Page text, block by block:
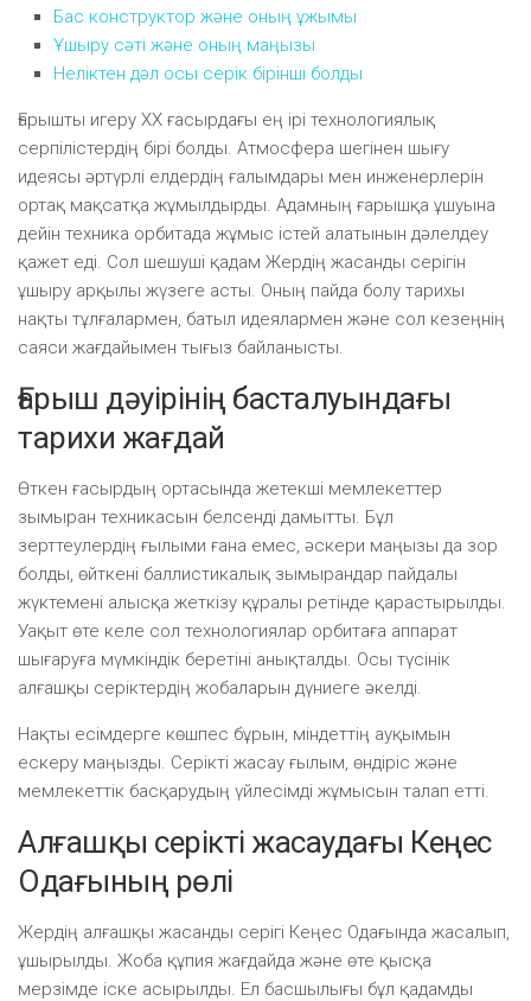
Бас конструктор және оның ұжымы
Ұшыру сәті және оның маңызы
Неліктен дәл осы серік бірінші болды
Ғарышты игеру XX ғасырдағы ең ірі технологиялық
серпілістердің бірі болды. Атмосфера шегінен шығу
идеясы әртүрлі елдердің ғалымдары мен инженерлерін
ортақ мақсатқа жұмылдырды. Адамның ғарышқа ұшуына
дейін техника орбитада жұмыс істей алатынын дәлелдеу
қажет еді. Сол шешуші қадам Жердің жасанды серігін
ұшыру арқылы жүзеге асты. Оның пайда болу тарихы
нақты тұлғалармен, батыл идеялармен және сол кезеңнің
саяси жағдайымен тығыз байланысты.
Ғарыш дәуірінің басталуындағы
тарихи жағдай
Өткен ғасырдың ортасында жетекші мемлекеттер
зымыран техникасын белсенді дамытты. Бұл
зерттеулердің ғылыми ғана емес, әскери маңызы да зор
болды, өйткені баллистикалық зымырандар пайдалы
жүктемені алысқа жеткізу құралы ретінде қарастырылды.
Уақыт өте келе сол технологиялар орбитаға аппарат
шығаруға мүмкіндік беретіні анықталды. Осы түсінік
алғашқы серіктердің жобаларын дүниеге әкелді.
Нақты есімдерге көшпес бұрын, міндеттің ауқымын
ескеру маңызды. Серікті жасау ғылым, өндіріс және
мемлекеттік басқарудың үйлесімді жұмысын талап етті.
Алғашқы серікті жасаудағы Кеңес
Одағының рөлі
Жердің алғашқы жасанды серігі Кеңес Одағында жасалып,
ұшырылды. Жоба құпия жағдайда және өте қысқа
мерзімде іске асырылды. Ел басшылығы бұл қадамды